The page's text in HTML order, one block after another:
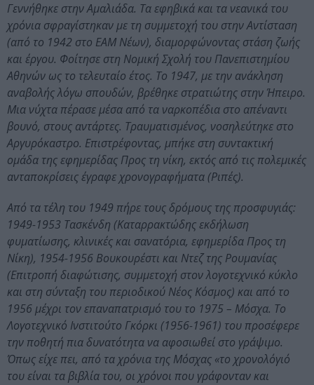
Γεννήθηκε στην Αμαλιάδα. Τα εφηβικά και τα νεανικά του
χρόνια σφραγίστηκαν με τη συμμετοχή του στην Αντίσταση
(από το 1942 στο ΕΑΜ Νέων), διαμορφώνοντας στάση ζωής
και έργου. Φοίτησε στη Νομική Σχολή του Πανεπιστημίου
Αθηνών ως το τελευταίο έτος. Το 1947, με την ανάκληση
αναβολής λόγω σπουδών, βρέθηκε στρατιώτης στην Ήπειρο.
Μια νύχτα πέρασε μέσα από τα ναρκοπέδια στο απέναντι
βουνό, στους αντάρτες. Τραυματισμένος, νοσηλεύτηκε στο
Αργυρόκαστρο. Επιστρέφοντας, μπήκε στη συντακτική
ομάδα της εφημερίδας Προς τη νίκη, εκτός από τις πολεμικές
ανταποκρίσεις έγραφε χρονογραφήματα (Ριπές).
Από τα τέλη του 1949 πήρε τους δρόμους της προσφυγιάς:
1949-1953 Τασκένδη (Καταρρακτώδης εκδήλωση
φυματίωσης, κλινικές και σανατόρια, εφημερίδα Προς τη
Nίκη), 1954-1956 Βουκουρέστι και Ντεζ της Ρουμανίας
(Επιτροπή διαφώτισης, συμμετοχή στον λογοτεχνικό κύκλο
και στη σύνταξη του περιοδικού Nέος Kόσμος) και από το
1956 μέχρι τον επαναπατρισμό του το 1975 – Μόσχα. Το
Λογοτεχνικό Ινστιτούτο Γκόρκι (1956-1961) του προσέφερε
την ποθητή πια δυνατότητα να αφοσιωθεί στο γράψιμο.
Όπως είχε πει, από τα χρόνια της Μόσχας «το χρονολόγιό
του είναι τα βιβλία του, οι χρόνοι που γράφονταν και